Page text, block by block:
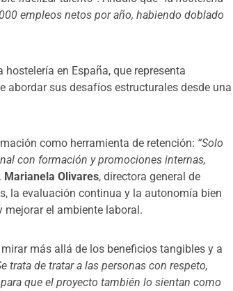
empleos netos por año, habiendo doblado
en España, que representa
abordar sus desafíos estructurales desde una
como herramienta de retención: “Solo
con formación y promociones internas,
. Marianela Olivares, directora general de
la evaluación continua y la autonomía bien
el ambiente laboral.
mirar más allá de los beneficios tangibles y a
trata de tratar a las personas con respeto,
que el proyecto también lo sientan como